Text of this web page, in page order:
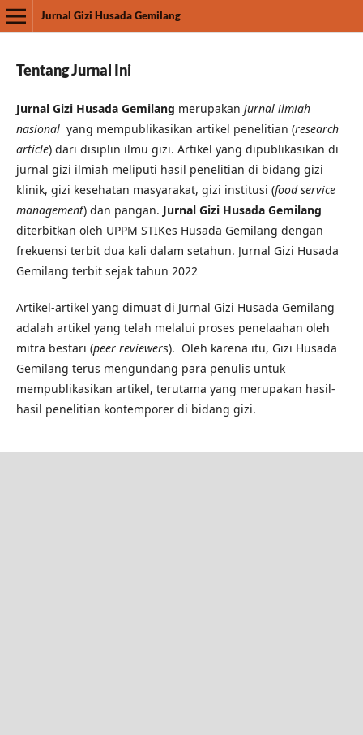
Jurnal Gizi Husada Gemilang
Tentang Jurnal Ini
Jurnal Gizi Husada Gemilang merupakan jurnal ilmiah
nasionalyang mempublikasikan artikel penelitian (research
article) dari disiplin ilmu gizi. Artikel yang dipublikasikan di
jurnal gizi ilmiah meliputi hasil penelitian di bidang gizi
klinik, gizi kesehatan masyarakat, gizi institusi (food service
management) dan pangan. Jurnal Gizi Husada Gemilang
diterbitkan oleh UPPM STIKes Husada Gemilang dengan
frekuensi terbit dua kali dalam setahun. Jurnal Gizi Husada
Gemilang terbit sejak tahun 2022
Artikel-artikel yang dimuat di Jurnal Gizi Husada Gemilang
adalah artikel yang telah melalui proses penelaahan oleh
mitra bestari (peer reviewers). Oleh karena itu, Gizi Husada
Gemilang terus mengundang para penulis untuk
mempublikasikan artikel, terutama yang merupakan hasil-
hasil penelitian kontemporer di bidang gizi.